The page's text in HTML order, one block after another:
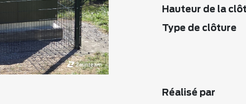
Hauteur de la
Type de clôture
Réalisé par